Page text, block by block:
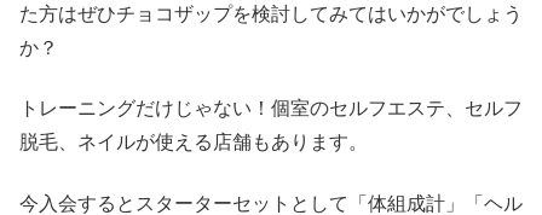
た方はぜひチョコザップを検討してみてはいかがでしょう
か？
トレーニングだけじゃない！個室のセルフエステ、セルフ
脱毛、ネイルが使える店舗もあります。
今入会するとスターターセットとして「体組成計」「ヘル